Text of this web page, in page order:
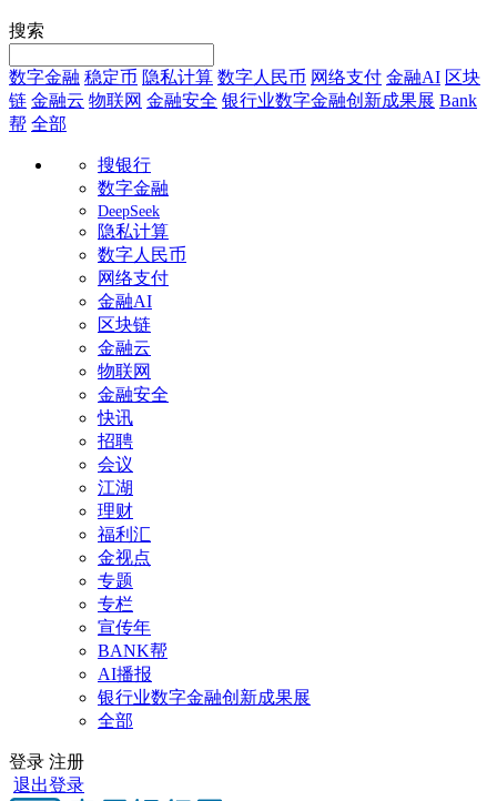
搜索
数字金融 稳定币 隐私计算 数字人民币 网络支付 金融AI 区块
链 金融云 物联网 金融安全 银行业数字金融创新成果展 Bank
帮 全部
搜银行
数字金融
DeepSeek
隐私计算
数字人民币
网络支付
金融AI
区块链
金融云
物联网
金融安全
快讯
招聘
会议
江湖
理财
福利汇
金视点
专题
专栏
宣传年
BANK帮
AI播报
银行业数字金融创新成果展
全部
登录 注册
退出登录